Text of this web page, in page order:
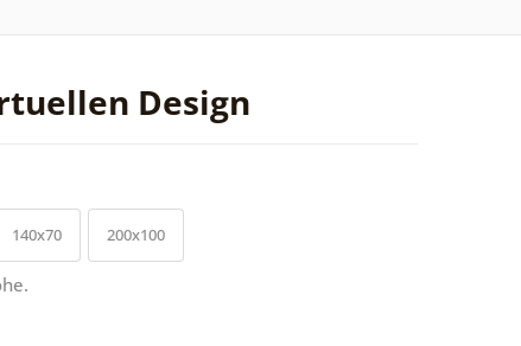
Design
140x70 200x100